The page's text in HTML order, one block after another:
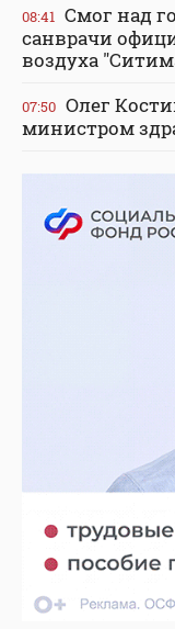
08:41 Смог над
санврачи
воздуха
07:50 Олег
министром